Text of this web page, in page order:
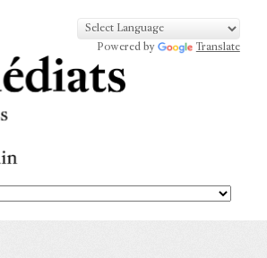
Powered by Translate